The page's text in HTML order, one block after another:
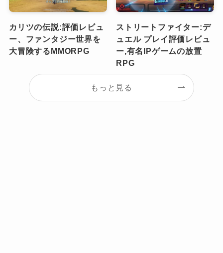
カリツの伝説:評価レビュ
ー、ファンタジー世界を
大冒険するMMORPG
ストリートファイター:デ
ュエル プレイ評価レビュ
ー,有名IPゲームの放置
RPG
もっと見る